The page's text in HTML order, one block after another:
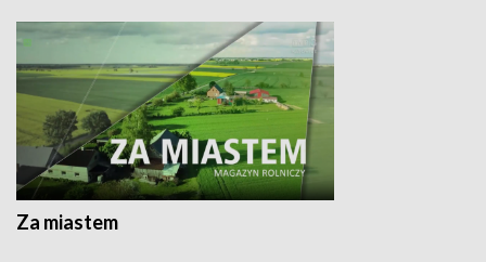
Za miastem